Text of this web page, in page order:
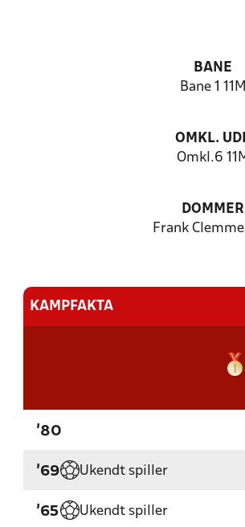
BANE
Bane 1 11M
OMKL.
Omkl.6
DOMMER
Frank
KAMPFAKTA
'80
'69 Ukendt spiller
'65 Ukendt spiller